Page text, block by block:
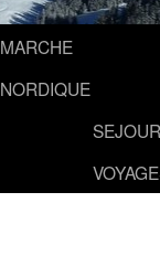
MARCHE
NORDIQUE